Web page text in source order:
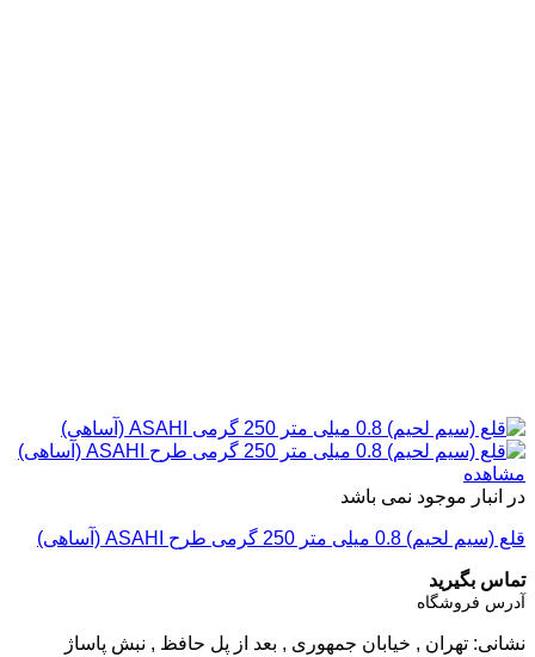
مشاهده
در انبار موجود نمی باشد
قلع (سیم لحیم) 0.8 میلی متر 250 گرمی طرح ASAHI (آساهی)
تماس بگیرید
آدرس فروشگاه
نشانی: تهران , خیابان جمهوری , بعد از پل حافظ , نبش پاساژ